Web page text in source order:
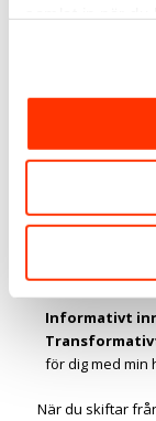
Om svaret är nej
innehåll som
Läs mer:
Från
Det finns en
informerar och
Informativt
för dig med min
När du skiftar